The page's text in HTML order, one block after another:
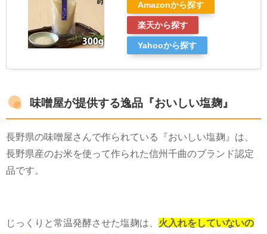
Amazonから探す
楽天から探す
Yahooから探す
味噌屋が提供する逸品『おいしい塩麹』
長野県の味噌屋さんで作られている『おいしい塩麹』は、
長野県産のお米を使って作られた信州千曲のブランド認定
品です。
じっくりと常温発酵させた塩麹は、 火入れをしていないの